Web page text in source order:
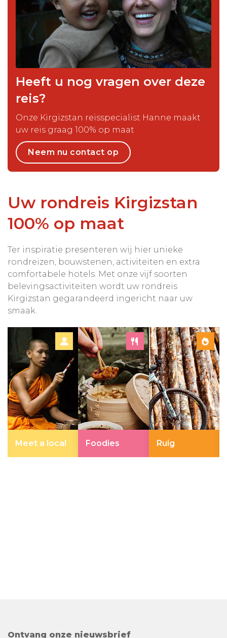
Heeft u nog vragen over deze
reis?
Onze Kirgizstan reisspecialist Hanne maakt
uw reis graag 100% op maat
Neem nu contact op
Uw rondreis Kirgizstan
100% op maat
Ter inspiratie presenteren wij hier unieke
rondreizen, bouwstenen, activiteiten en extra
comfortabele hotels. Met onze vijf soorten
belevingsactiviteiten wordt uw rondreis
Kirgizstan gegarandeerd ingericht naar uw
smaak.
Meet a local Foodies Ruig
Ontvang onze nieuwsbrief